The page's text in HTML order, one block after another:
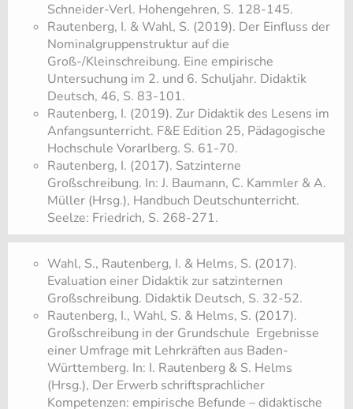
Schneider-Verl. Hohengehren, S. 128-145.
Rautenberg, I. & Wahl, S. (2019). Der Einfluss der
Nominalgruppenstruktur auf die
Groß-/Kleinschreibung. Eine empirische
Untersuchung im 2. und 6. Schuljahr. Didaktik
Deutsch, 46, S. 83-101.
Rautenberg, I. (2019). Zur Didaktik des Lesens im
Anfangsunterricht. F&E Edition 25, Pädagogische
Hochschule Vorarlberg. S. 61-70.
Rautenberg, I. (2017). Satzinterne
Großschreibung. In: J. Baumann, C. Kammler & A.
Müller (Hrsg.), Handbuch Deutschunterricht.
Seelze: Friedrich, S. 268-271.
Wahl, S., Rautenberg, I. & Helms, S. (2017).
Evaluation einer Didaktik zur satzinternen
Großschreibung. Didaktik Deutsch, S. 32-52.
Rautenberg, I., Wahl, S. & Helms, S. (2017).
Großschreibung in der Grundschule ­ Ergebnisse
einer Umfrage mit Lehrkräften aus Baden-
Württemberg. In: I. Rautenberg & S. Helms
(Hrsg.), Der Erwerb schriftsprachlicher
Kompetenzen: empirische Befunde – didaktische